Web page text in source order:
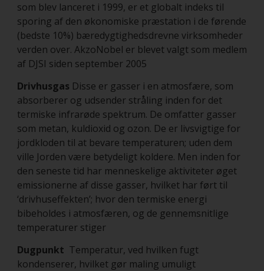
som blev lanceret i 1999, er et globalt indeks til
sporing af den økonomiske præstation i de førende
(bedste 10%) bæredygtighedsdrevne virksomheder
verden over. AkzoNobel er blevet valgt som medlem
af DJSI siden september 2005
Drivhusgas Disse er gasser i en atmosfære, som
absorberer og udsender stråling inden for det
termiske infrarøde spektrum. De omfatter gasser
som metan, kuldioxid og ozon. De er livsvigtige for
jordkloden til at bevare temperaturen; uden dem
ville Jorden være betydeligt koldere. Men inden for
den seneste tid har menneskelige aktiviteter øget
emissionerne af disse gasser, hvilket har ført til
‘drivhuseffekten’; hvor den termiske energi
bibeholdes i atmosfæren, og de gennemsnitlige
temperaturer stiger
Dugpunkt Temperatur, ved hvilken fugt
kondenserer, hvilket gør maling umuligt